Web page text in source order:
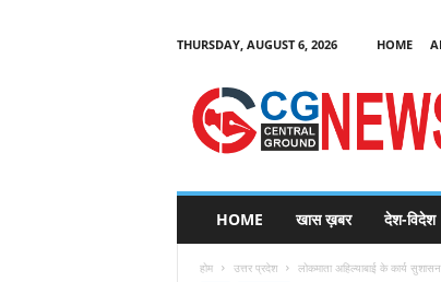
THURSDAY, AUGUST 6, 2026 HOME
C
HOME खास ख़बर देश-विदेश
होम उत्तर प्रदेश लोकमाता अहिल्याबाई के कार्य